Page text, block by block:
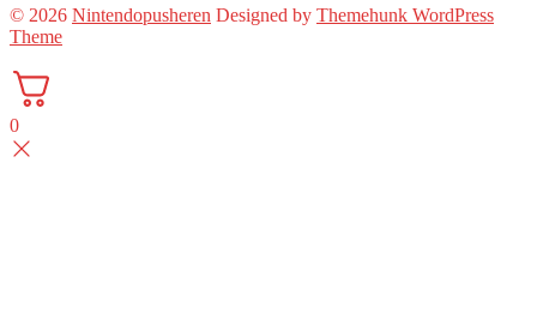
© 2026 Nintendopusheren Designed by Themehunk WordPress
Theme
0